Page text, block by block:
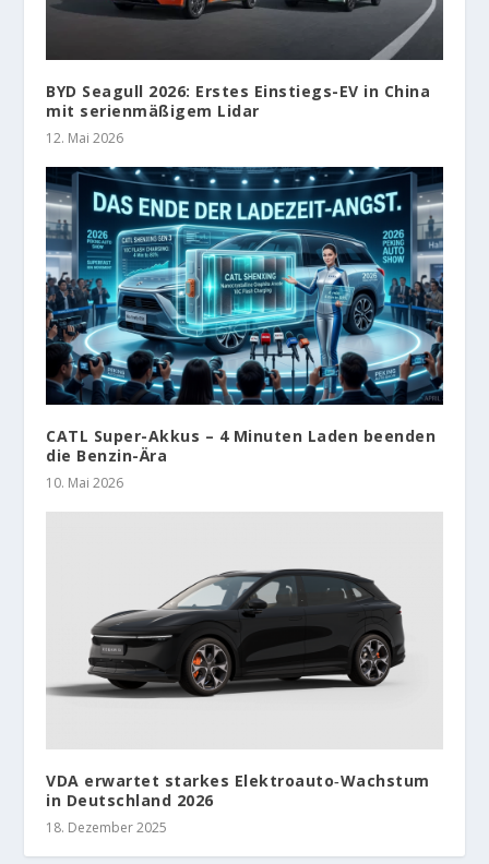
BYD Seagull 2026: Erstes Einstiegs-EV in China
mit serienmäßigem Lidar
12. Mai 2026
CATL Super-Akkus – 4 Minuten Laden beenden
die Benzin-Ära
10. Mai 2026
VDA erwartet starkes Elektroauto‑Wachstum
in Deutschland 2026
18. Dezember 2025